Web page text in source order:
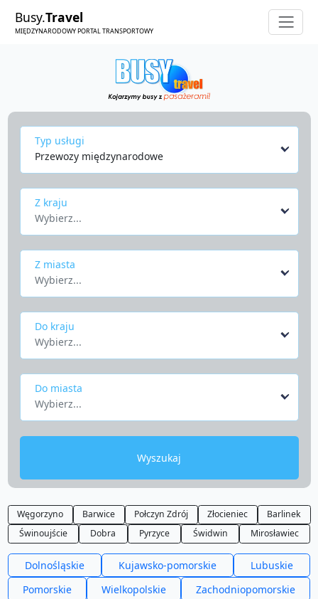
Busy.Travel
MIĘDZYNARODOWY PORTAL TRANSPORTOWY
Typ usługi
Przewozy międzynarodowe
Z kraju
Wybierz...
Z miasta
Wybierz...
Do kraju
Wybierz...
Do miasta
Wybierz...
Wyszukaj
Węgorzyno Barwice Połczyn Zdrój Złocieniec
Barlinek
Świnoujście
Dobra Pyrzyce Świdwin Mirosławiec
Dolnośląskie Kujawsko-pomorskie
Lubuskie
Pomorskie
Wielkopolskie Zachodniopomorskie